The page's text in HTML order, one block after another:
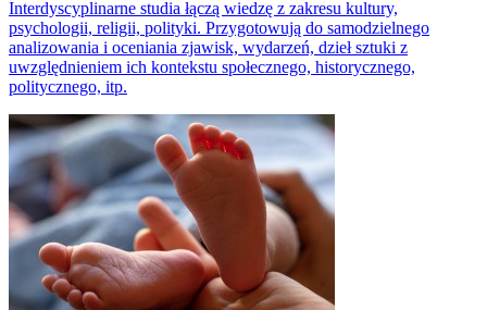
Interdyscyplinarne studia łączą wiedzę z zakresu kultury,
psychologii, religii, polityki. Przygotowują do samodzielnego
analizowania i oceniania zjawisk, wydarzeń, dzieł sztuki z
uwzględnieniem ich kontekstu społecznego, historycznego,
politycznego, itp.